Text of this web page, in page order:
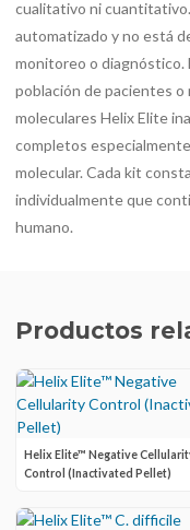
cualitativo ni
automatizado y no está
monitoreo o diagnóstico.
población de pacientes
moleculares Helix Elite
completos
molecular. Cada kit
individualmente que
humano.
Productos
Helix Elite™ Negative
Control (Inactivated Pellet)